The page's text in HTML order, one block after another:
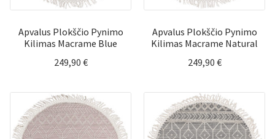
Apvalus Plokščio Pynimo
Kilimas Macrame Blue
249,90 €
Apvalus Plokščio Pynimo
Kilimas Macrame Natural
249,90 €